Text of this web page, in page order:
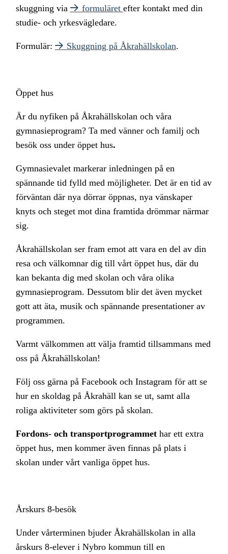
skuggning via
formuläret efter kontakt med din
studie- och yrkesvägledare.
Formulär: Skuggning på Åkrahällskolan.
Öppet hus
Är du nyfiken på Åkrahällskolan och våra
gymnasieprogram? Ta med vänner och familj och
besök oss under öppet hus.
Gymnasievalet markerar inledningen på en
spännande tid fylld med möjligheter. Det är en tid av
förväntan där nya dörrar öppnas, nya vänskaper
knyts och steget mot dina framtida drömmar närmar
sig.
Åkrahällskolan ser fram emot att vara en del av din
resa och välkomnar dig till vårt öppet hus, där du
kan bekanta dig med skolan och våra olika
gymnasieprogram. Dessutom blir det även mycket
gott att äta, musik och spännande presentationer av
programmen.
Varmt välkommen att välja framtid tillsammans med
oss på Åkrahällskolan!
Följ oss gärna på Facebook och Instagram för att se
hur en skoldag på Åkrahäll kan se ut, samt alla
roliga aktiviteter som görs på skolan.
Fordons- och transportprogrammethar ett extra
öppet hus, men kommer även finnas på plats i
skolan under vårt vanliga öppet hus.
Årskurs 8-besök
Under vårterminen bjuder Åkrahällskolan in alla
årskurs 8-elever i Nybro kommun till en